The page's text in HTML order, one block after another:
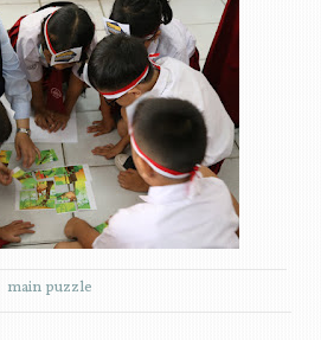
main puzzle